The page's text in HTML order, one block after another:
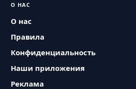
О НАС
О нас
Правила
Конфиденциальность
Наши приложения
Реклама